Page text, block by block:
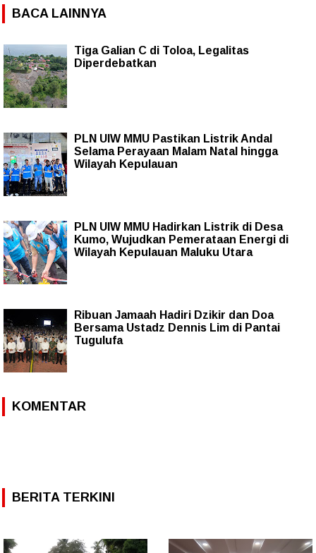
BACA LAINNYA
Tiga Galian C di Toloa, Legalitas
Diperdebatkan
PLN UIW MMU Pastikan Listrik Andal
Selama Perayaan Malam Natal hingga
Wilayah Kepulauan
PLN UIW MMU Hadirkan Listrik di Desa
Kumo, Wujudkan Pemerataan Energi di
Wilayah Kepulauan Maluku Utara
Ribuan Jamaah Hadiri Dzikir dan Doa
Bersama Ustadz Dennis Lim di Pantai
Tugulufa
KOMENTAR
BERITA TERKINI